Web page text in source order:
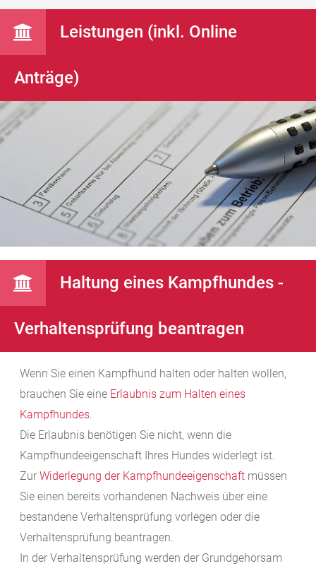
Leistungen (inkl. Online
Anträge)
Haltung eines Kampfhundes -
Verhaltensprüfung beantragen
Wenn Sie einen Kampfhund halten oder halten wollen,
brauchen Sie eine Erlaubnis zum Halten eines
Kampfhundes.
Die Erlaubnis benötigen Sie nicht, wenn die
Kampfhundeeigenschaft Ihres Hundes widerlegt ist.
Zur Widerlegung der Kampfhundeeigenschaft müssen
Sie einen bereits vorhandenen Nachweis über eine
bestandene Verhaltensprüfung vorlegen oder die
Verhaltensprüfung beantragen.
In der Verhaltensprüfung werden der Grundgehorsam